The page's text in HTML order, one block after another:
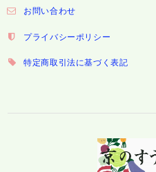
お問い合わせ
プライバシーポリシー
特定商取引法に基づく表記